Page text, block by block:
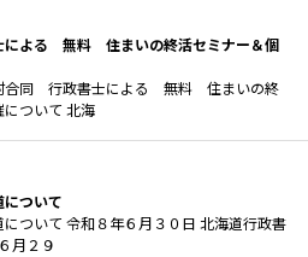
による 無料 住まいの終活セミナー＆個
合同 行政書士による 無料 住まいの終
ついて 北海
について
について 令和８年６月３０日 北海道行政書
２９